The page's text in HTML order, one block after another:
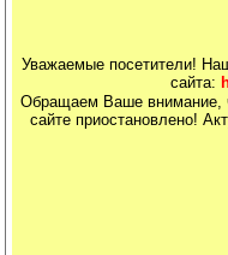
Уважаемые посетители!
сайта:
Обращаем Ваше внимание,
сайте приостановлено!